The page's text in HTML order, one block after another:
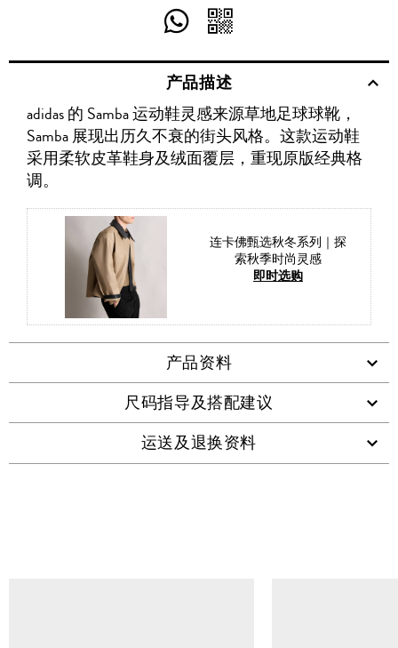
享
WECHAT
享
WEIBO
分
享
至
WHATSAPP
享
维
码
产品描述
adidas 的 Samba 运动鞋灵感来源草地足球球靴，
Samba 展现出历久不衰的街头风格。这款运动鞋
采用柔软皮革鞋身及绒面覆层，重现原版经典格
调。
连卡佛甄选秋冬系列｜探
索秋季时尚灵感
即时选购
产品资料
尺码指导及搭配建议
运送及退换资料